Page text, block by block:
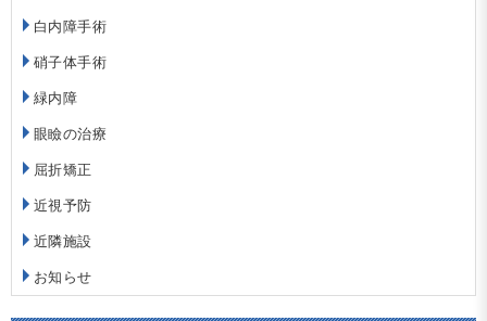
白内障手術
硝子体手術
緑内障
眼瞼の治療
屈折矯正
近視予防
近隣施設
お知らせ